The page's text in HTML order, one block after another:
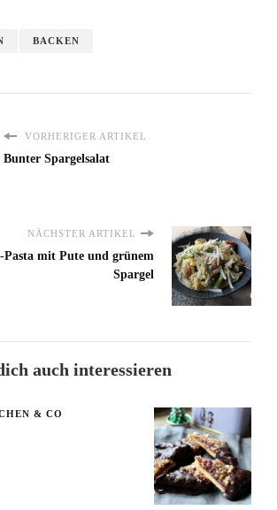
BACKEN
VORHERIGER ARTIKEL
Bunter Spargelsalat
NÄCHSTER ARTIKEL
Pasta mit Pute und grünem
Spargel
auch interessieren
& CO